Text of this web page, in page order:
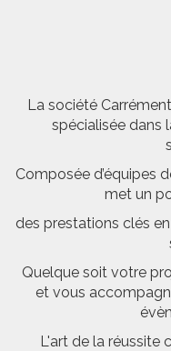
La société
spécialisée dans
Composée d’équipes
met un
des prestations clés
Quelque soit votre
et vous
L'art de la réussite